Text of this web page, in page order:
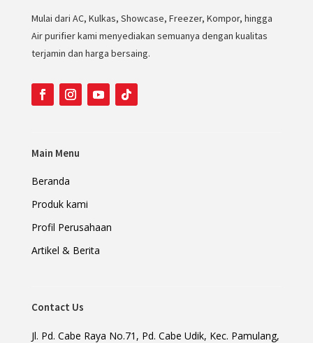
Mulai dari AC, Kulkas, Showcase, Freezer, Kompor, hingga
Air purifier kami menyediakan semuanya dengan kualitas
terjamin dan harga bersaing.
Main Menu
Beranda
Produk kami
Profil Perusahaan
Artikel & Berita
Contact Us
Jl. Pd. Cabe Raya No.71, Pd. Cabe Udik, Kec. Pamulang,